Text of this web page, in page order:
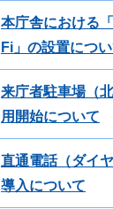
本庁舎における
Fi」の設置につ
来庁者駐車場（
用開始について
直通電話（ダイ
導入について